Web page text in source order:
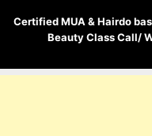
Certified MUA & Hairdo
Beauty Class Call/